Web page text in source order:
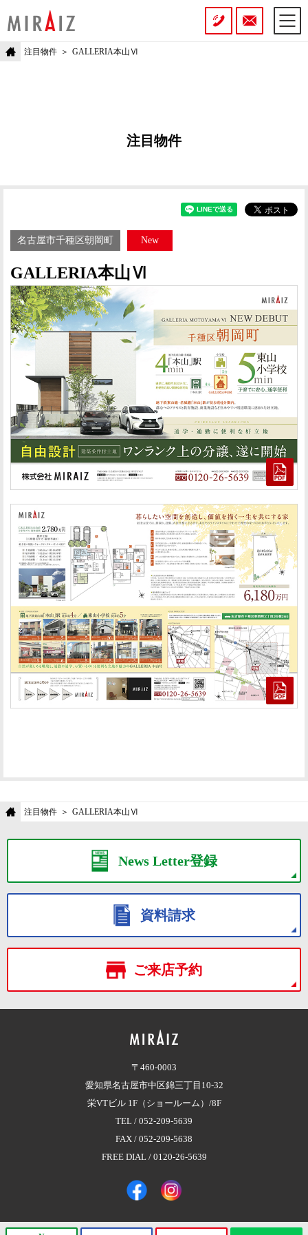
注目物件 GALLERIA本山Ⅵ
注目物件
名古屋市千種区朝岡町 New
GALLERIA本山Ⅵ
注目物件 GALLERIA本山Ⅵ
News Letter登録
資料請求
ご来店予約
〒460-0003
愛知県名古屋市中区錦三丁目10-32
栄VTビル 1F（ショールーム）/8F
TEL / 052-209-5639
FAX / 052-209-5638
FREE DIAL / 0120-26-5639